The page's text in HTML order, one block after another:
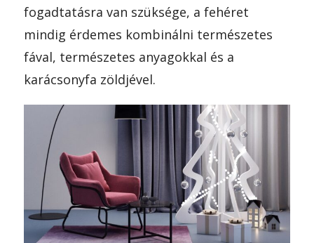
fogadtatásra van szüksége, a fehéret
mindig érdemes kombinálni természetes
fával, természetes anyagokkal és a
karácsonyfa zöldjével.